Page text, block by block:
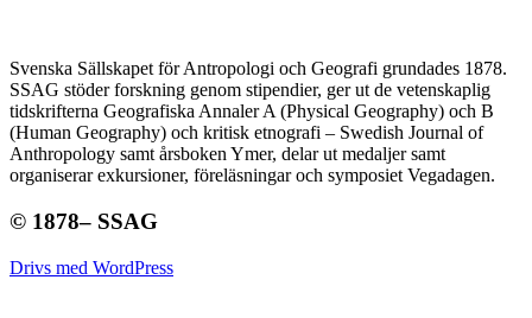
Svenska Sällskapet för Antropologi och Geografi grundades 1878.
SSAG stöder forskning genom stipendier, ger ut de vetenskaplig
tidskrifterna Geografiska Annaler A (Physical Geography) och B
(Human Geography) och kritisk etnografi – Swedish Journal of
Anthropology samt årsboken Ymer, delar ut medaljer samt
organiserar exkursioner, föreläsningar och symposiet Vegadagen.
© 1878– SSAG
Drivs med WordPress